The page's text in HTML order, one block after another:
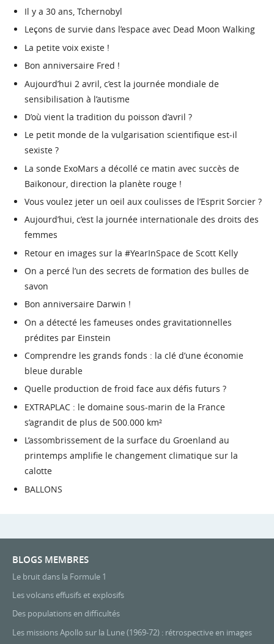
Il y a 30 ans, Tchernobyl
Leçons de survie dans l’espace avec Dead Moon Walking
La petite voix existe !
Bon anniversaire Fred !
Aujourd’hui 2 avril, c’est la journée mondiale de
sensibilisation à l’autisme
D’où vient la tradition du poisson d’avril ?
Le petit monde de la vulgarisation scientifique est-il
sexiste ?
La sonde ExoMars a décollé ce matin avec succès de
Baïkonour, direction la planète rouge !
Vous voulez jeter un oeil aux coulisses de l’Esprit Sorcier ?
Aujourd’hui, c’est la journée internationale des droits des
femmes
Retour en images sur la #YearInSpace de Scott Kelly
On a percé l’un des secrets de formation des bulles de
savon
Bon anniversaire Darwin !
On a détecté les fameuses ondes gravitationnelles
prédites par Einstein
Comprendre les grands fonds : la clé d’une économie
bleue durable
Quelle production de froid face aux défis futurs ?
EXTRAPLAC : le domaine sous-marin de la France
s’agrandit de plus de 500.000 km²
L’assombrissement de la surface du Groenland au
printemps amplifie le changement climatique sur la
calotte
BALLONS
BLOGS MEMBRES
Le bruit dans la Formule 1
Les volcans effusifs et explosifs
Des populations en difficultés
Les missions Apollo sur la Lune (1969-72) : rétrospective en images